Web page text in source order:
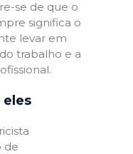
se de que o
significa o
levar em
trabalho e a
eles
de